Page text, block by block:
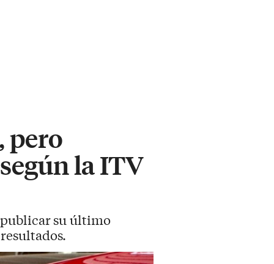
pero
la ITV
publicar su último